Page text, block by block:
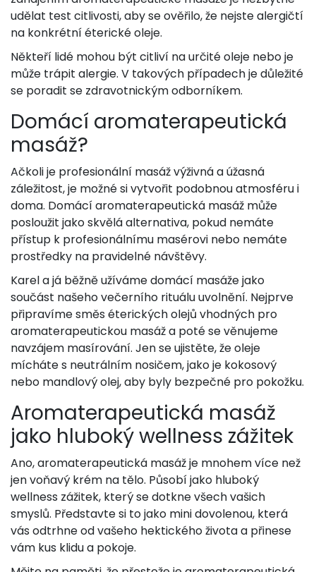
udělat test citlivosti, aby se ověřilo, že nejste alergičtí
na konkrétní éterické oleje.
Někteří lidé mohou být citliví na určité oleje nebo je
může trápit alergie. V takových případech je důležité
se poradit se zdravotnickým odborníkem.
Domácí aromaterapeutická
masáž?
Ačkoli je profesionální masáž výživná a úžasná
záležitost, je možné si vytvořit podobnou atmosféru i
doma. Domácí aromaterapeutická masáž může
posloužit jako skvělá alternativa, pokud nemáte
přístup k profesionálnímu masérovi nebo nemáte
prostředky na pravidelné návštěvy.
Karel a já běžně užíváme domácí masáže jako
součást našeho večerního rituálu uvolnění. Nejprve
připravíme směs éterických olejů vhodných pro
aromaterapeutickou masáž a poté se věnujeme
navzájem masírování. Jen se ujistěte, že oleje
mícháte s neutrálním nosičem, jako je kokosový
nebo mandlový olej, aby byly bezpečné pro pokožku.
Aromaterapeutická masáž
jako hluboký wellness zážitek
Ano, aromaterapeutická masáž je mnohem více než
jen voňavý krém na tělo. Působí jako hluboký
wellness zážitek, který se dotkne všech vašich
smyslů. Představte si to jako mini dovolenou, která
vás odtrhne od vašeho hektického života a přinese
vám kus klidu a pokoje.